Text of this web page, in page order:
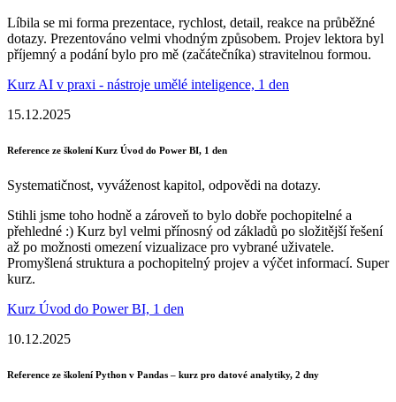
Líbila se mi forma prezentace, rychlost, detail, reakce na průběžné
dotazy. Prezentováno velmi vhodným způsobem. Projev lektora byl
příjemný a podání bylo pro mě (začátečníka) stravitelnou formou.
Kurz AI v praxi - nástroje umělé inteligence, 1 den
15.12.2025
Reference ze školení Kurz Úvod do Power BI, 1 den
Systematičnost, vyváženost kapitol, odpovědi na dotazy.
Stihli jsme toho hodně a zároveň to bylo dobře pochopitelné a
přehledné :) Kurz byl velmi přínosný od základů po složitější řešení
až po možnosti omezení vizualizace pro vybrané uživatele.
Promyšlená struktura a pochopitelný projev a výčet informací. Super
kurz.
Kurz Úvod do Power BI, 1 den
10.12.2025
Reference ze školení Python v Pandas – kurz pro datové analytiky, 2 dny